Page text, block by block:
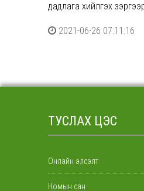
дадлага хийлгэх
2021-06-26 07:11:16
ТУСЛАХ ЦЭС
Онлайн элсэлт
Номын сан